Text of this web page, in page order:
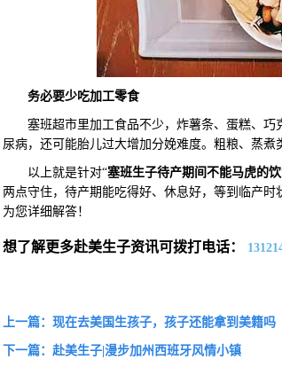
务必要少吃加工零食
塞班超市里加工食品不少，炸薯条、蛋糕、巧
尿病，还可能胎儿过大增加分娩难度。粗粮、蒸煮
以上就是针对“塞班生子待产期间不能马虎的
两点守住，待产期能吃得好、休息好，等到临产
为您详细解答！
想了解更多赴美生子资讯可拨打电话：
上一篇：现在去美国生孩子，孩子还能拿到美籍吗
下一篇：赴美生子|漫步加州西班牙风情小镇